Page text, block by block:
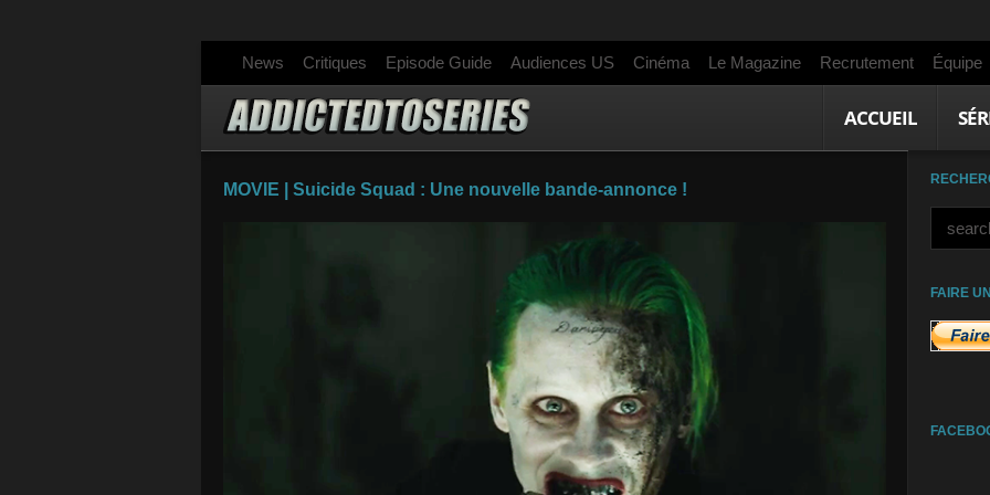
News Critiques Episode Guide Audiences US Cinéma Le Magazine Recrutement Équipe
ACCUEIL
MOVIE | Suicide Squad : Une nouvelle bande-annonce !
FAIRE